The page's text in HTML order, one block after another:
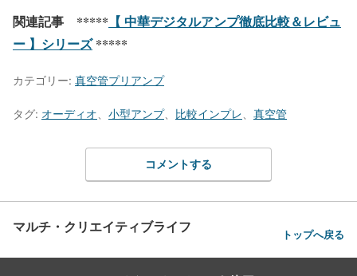
関連記事 ***** 【 中華デジタルアンプ徹底比較＆レビュ
ー 】シリーズ*****
カテゴリー: 真空管プリアンプ
タグ: オーディオ 小型アンプ、 比較インプレ 真空管
コメントする
マルチ・クリエイティブライフ トップへ戻る